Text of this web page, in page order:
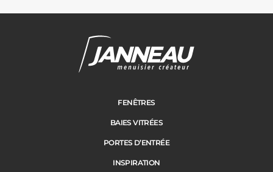
FENÊTRES
BAIES VITRÉES
PORTES D’ENTRÉE
INSPIRATION
Janneau Menuisier Créateur